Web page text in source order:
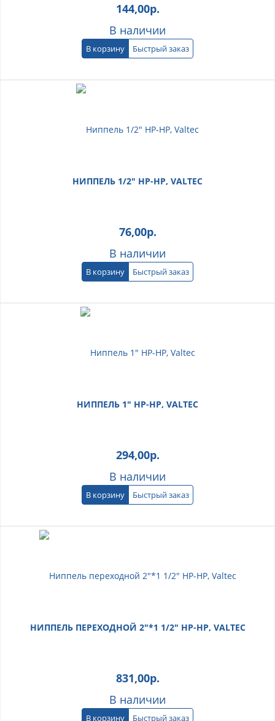
144,00р.
В наличии
В корзину Быстрый заказ
НИППЕЛЬ 1/2" НР-НР, VALTEC
76,00р.
В наличии
В корзину Быстрый заказ
НИППЕЛЬ 1" НР-НР, VALTEC
294,00р.
В наличии
В корзину Быстрый заказ
НИППЕЛЬ ПЕРЕХОДНОЙ 2"*1 1/2" НР-НР, VALTEC
831,00р.
В наличии
В корзину Быстрый заказ